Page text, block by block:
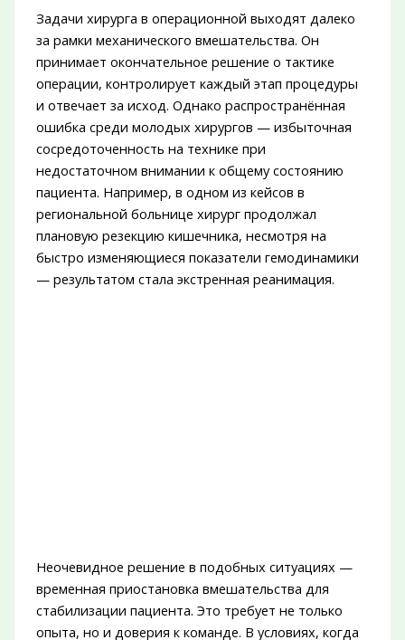
Задачи хирурга в операционной выходят далеко
за рамки механического вмешательства. Он
принимает окончательное решение о тактике
операции, контролирует каждый этап процедуры
и отвечает за исход. Однако распространённая
ошибка среди молодых хирургов — избыточная
сосредоточенность на технике при
недостаточном внимании к общему состоянию
пациента. Например, в одном из кейсов в
региональной больнице хирург продолжал
плановую резекцию кишечника, несмотря на
быстро изменяющиеся показатели гемодинамики
— результатом стала экстренная реанимация.
Неочевидное решение в подобных ситуациях —
временная приостановка вмешательства для
стабилизации пациента. Это требует не только
опыта, но и доверия к команде. В условиях, когда